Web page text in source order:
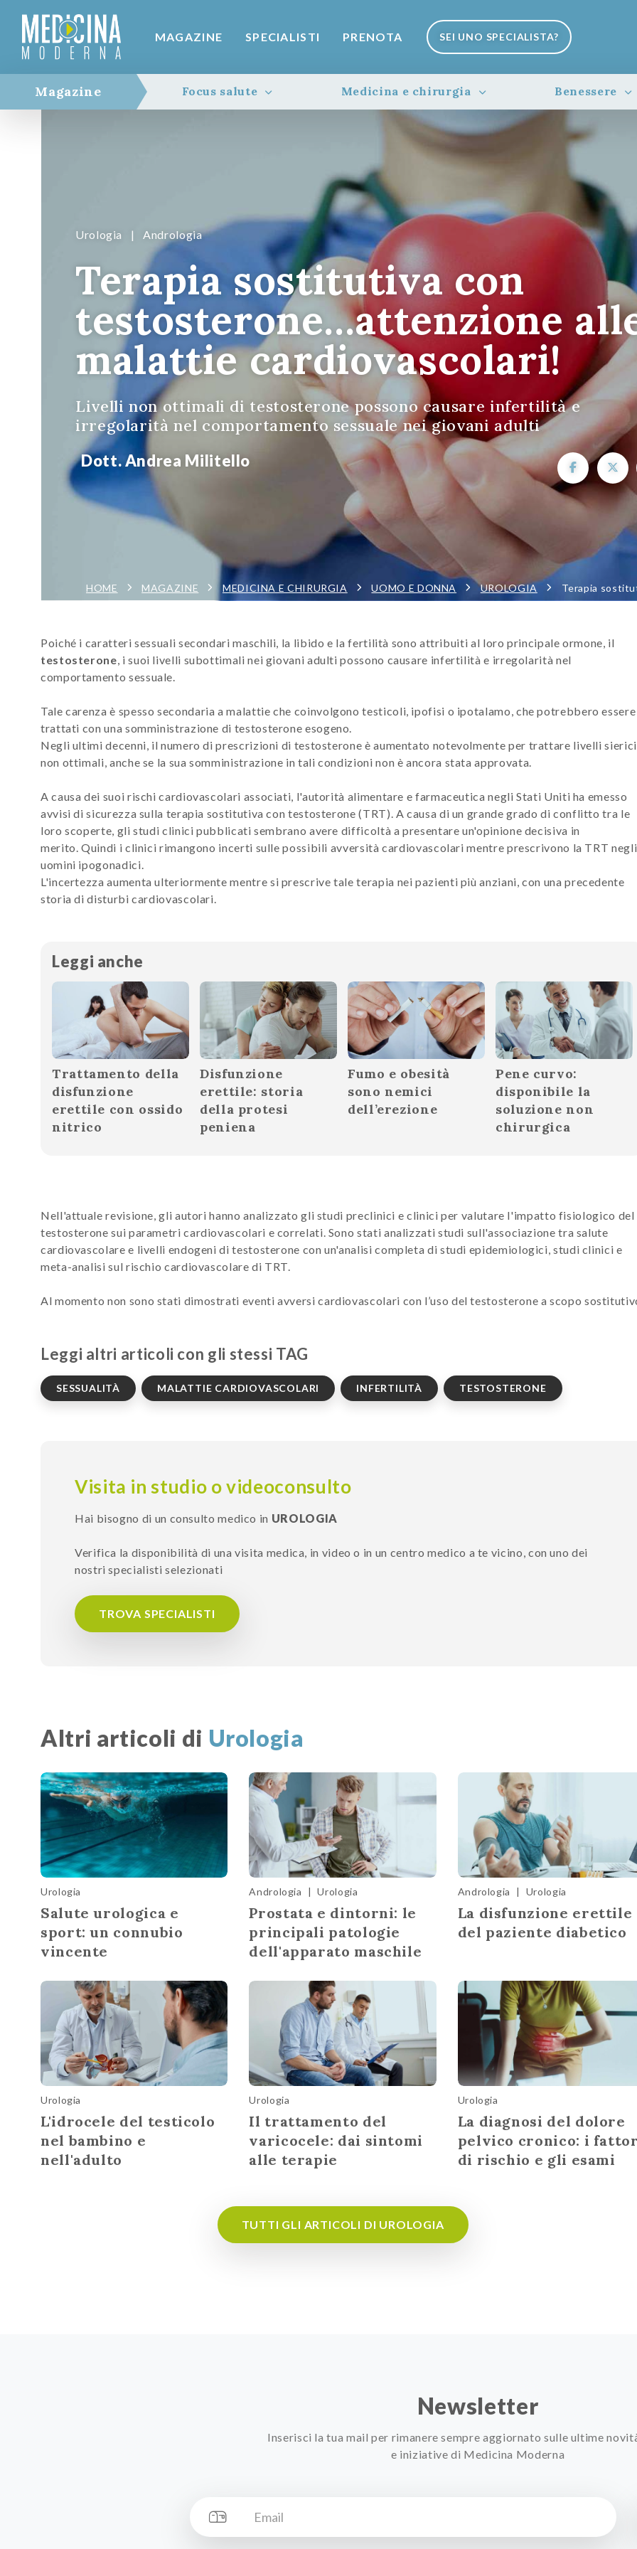
MAGAZINE SPECIALISTI PRENOTA SEI UNO SPECIALISTA?
Magazine Focus salute Medicina e chirurgia Benessere
Urologia | Andrologia
Terapia sostitutiva con
testosterone…attenzione
malattie cardiovascolari!
Livelli non ottimali di testosterone possono causare infertilità e
irregolarità nel comportamento sessuale nei giovani adulti
Dott. Andrea Militello
HOME MAGAZINE MEDICINA E CHIRURGIA UOMO E DONNA UROLOGIA Terapia
Poiché i caratteri sessuali secondari maschili, la libido e la fertilità sono attribuiti al loro principale ormone, il
testosterone, i suoi livelli subottimali nei giovani adulti possono causare infertilità e irregolarità nel
comportamento sessuale.
Tale carenza è spesso secondaria a malattie che coinvolgono testicoli, ipofisi o ipotalamo, che potrebbero essere
trattati con una somministrazione di testosterone esogeno.
Negli ultimi decenni, il numero di prescrizioni di testosterone è aumentato notevolmente per trattare livelli sierici
non ottimali, anche se la sua somministrazione in tali condizioni non è ancora stata approvata.
A causa dei suoi rischi cardiovascolari associati, l'autorità alimentare e farmaceutica negli Stati Uniti ha emesso
avvisi di sicurezza sulla terapia sostitutiva con testosterone (TRT). A causa di un grande grado di conflitto tra le
loro scoperte, gli studi clinici pubblicati sembrano avere difficoltà a presentare un'opinione decisiva in
merito. Quindi i clinici rimangono incerti sulle possibili avversità cardiovascolari mentre prescrivono la TRT negli
uomini ipogonadici.
L'incertezza aumenta ulteriormente mentre si prescrive tale terapia nei pazienti più anziani, con una precedente
storia di disturbi cardiovascolari.
Leggi anche
Trattamento della
disfunzione
erettile con ossido
nitrico
Disfunzione
erettile: storia
della protesi
peniena
Fumo e obesità
sono nemici
dell’erezione
Pene curvo:
disponibile la
soluzione non
chirurgica
Nell'attuale revisione, gli autori hanno analizzato gli studi preclinici e clinici per valutare l'impatto fisiologico del
testosterone sui parametri cardiovascolari e correlati. Sono stati analizzati studi sull'associazione tra salute
cardiovascolare e livelli endogeni di testosterone con un'analisi completa di studi epidemiologici, studi clinici e
meta-analisi sul rischio cardiovascolare di TRT.
Al momento non sono stati dimostrati eventi avversi cardiovascolari con l’uso del testosterone a scopo
Leggi altri articoli con gli stessi TAG
SESSUALITÀ MALATTIE CARDIOVASCOLARI INFERTILITÀ TESTOSTERONE
Visita in studio o videoconsulto
Hai bisogno di un consulto medico in UROLOGIA
Verifica la disponibilità di una visita medica, in video o in un centro medico a te vicino, con uno dei
nostri specialisti selezionati
TROVA SPECIALISTI
Altri articoli di Urologia
Urologia
Salute urologica e
sport: un connubio
vincente
Andrologia | Urologia
Prostata e dintorni: le
principali patologie
dell'apparato maschile
Andrologia | Urologia
La disfunzione erettile
del paziente diabetico
Urologia
L'idrocele del testicolo
nel bambino e
nell'adulto
Urologia
Il trattamento del
varicocele: dai sintomi
alle terapie
Urologia
La diagnosi del dolore
pelvico cronico: i
di rischio e gli esami
TUTTI GLI ARTICOLI DI UROLOGIA
Newsletter
Inserisci la tua mail per rimanere sempre aggiornato sulle ultime
e iniziative di Medicina Moderna